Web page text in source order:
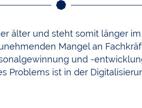
älter und steht somit länger
Mangel an
und -
Problems ist in der